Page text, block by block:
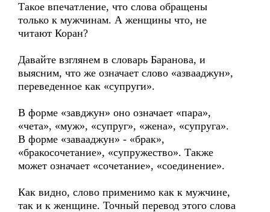
Такое впечатление, что слова обращены
только к мужчинам. А женщины что, не
читают Коран?
Давайте взглянем в словарь Баранова, и
выясним, что же означает слово «азвааджун»,
переведенное как «супруги».
В форме «завджун» оно означает «пара»,
«чета», «муж», «супруг», «жена», «супруга».
В форме «завааджун» - «брак»,
«бракосочетание», «супружество». Также
может означает «сочетание», «соединение».
Как видно, слово применимо как к мужчине,
так и к женщине. Точный перевод этого слова